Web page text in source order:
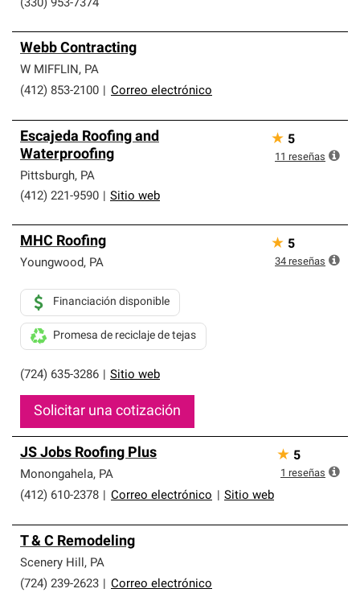
(330) 953-7374
Webb Contracting
W MIFFLIN, PA
(412) 853-2100
Correo electrónico
Escajeda Roofing and
Waterproofing
Pittsburgh, PA
(412) 221-9590
Sitio web
★ 5
11 reseñas
MHC Roofing
Youngwood, PA
(724) 635-3286 Sitio web
Financiación disponible
Promesa de reciclaje de tejas
Solicitar una cotización
★ 5
34 reseñas
JS Jobs Roofing Plus
Monongahela, PA
(412) 610-2378
Correo electrónico Sitio web
★ 5
1 reseñas
T & C Remodeling
Scenery Hill, PA
(724) 239-2623
Correo electrónico